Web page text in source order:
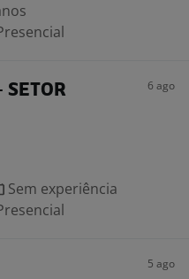
SETOR
6 ago
Sem experiência
5 ago